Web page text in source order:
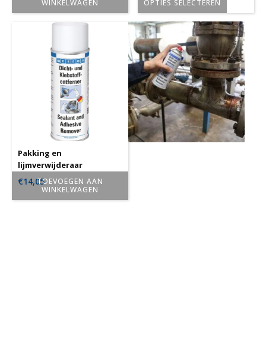
WINKELWAGEN
OPTIES SELECTEREN
Dit
product
heeft
meerdere
variaties.
Deze
optie
kan
gekozen
TOEVOEGEN AAN
WINKELWAGEN
Pakking en
lijmverwijderaar
€14,05